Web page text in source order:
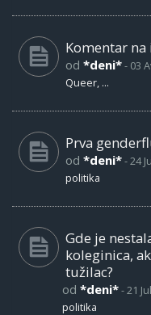
Komentar
od *deni*- 03
Queer, ...
Prva
od *deni*-24
politika
Gde je
koleginica,
tužilac?
od *deni*-21
politika